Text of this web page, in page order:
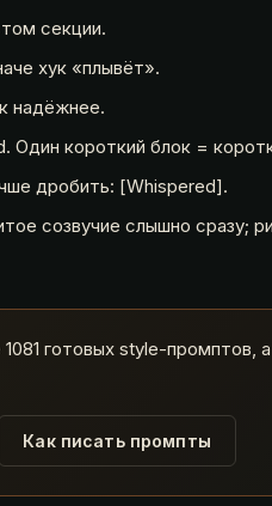
секции.
хук «плывёт».
надёжнее.
Один короткий блок =
дробить: [Whispered].
созвучие слышно сразу;
1081 готовых style-промптов,
Как писать промпты